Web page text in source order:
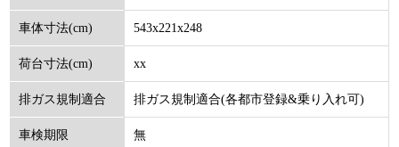
車体寸法(cm) 543x221x248
荷台寸法(cm) xx
排ガス規制適合 排ガス規制適合(各都市登録&乗り入れ可)
車検期限 無